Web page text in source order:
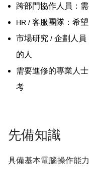
跨部門協作人員：
HR / 客服團隊：希望
市場研究 / 企劃人員
的人
需要進修的專業人士
考
先備知識
具備基本電腦操作能力